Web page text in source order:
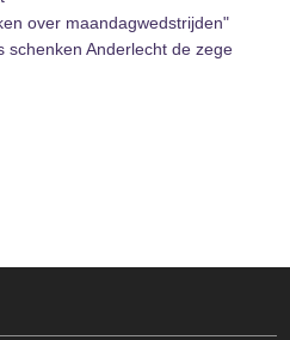
over maandagwedstrijden"
schenken Anderlecht de zege